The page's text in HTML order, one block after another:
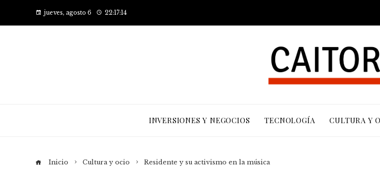
jueves, agosto 6 22:17:14
INVERSIONES Y NEGOCIOS TECNOLOGÍA CULTURA Y
Inicio Cultura y ocio Residente y su activismo en la música